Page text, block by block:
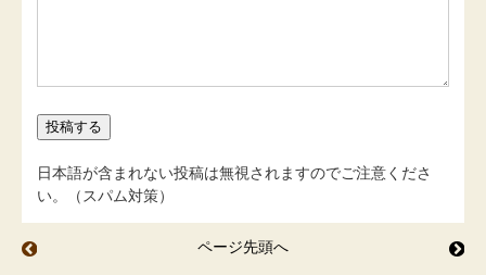
日本語が含まれない投稿は無視されますのでご注意くださ
い。（スパム対策）
ページ先頭へ